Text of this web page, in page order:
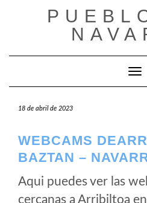
18 de abril de 2023
WEBCAMS
BAZTAN –
Aqui puedes ver las
cercanas a Arribiltoa